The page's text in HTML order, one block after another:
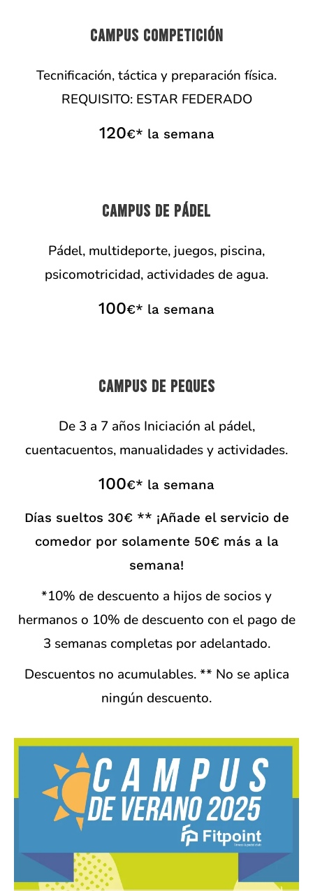
CAMPUS COMPETICIÓN
Tecnificación, táctica y preparación física.
REQUISITO: ESTAR FEDERADO
120€* la semana
CAMPUS DE PÁDEL
Pádel, multideporte, juegos, piscina,
psicomotricidad, actividades de agua.
100€* la semana
CAMPUS DE PEQUES
De 3 a 7 años Iniciación al pádel,
cuentacuentos, manualidades y actividades.
100€* la semana
Días sueltos 30€ ** ¡Añade el servicio de
comedor por solamente 50€ más a la
semana!
*10% de descuento a hijos de socios y
hermanos o 10% de descuento con el pago de
3 semanas completas por adelantado.
Descuentos no acumulables. ** No se aplica
ningún descuento.